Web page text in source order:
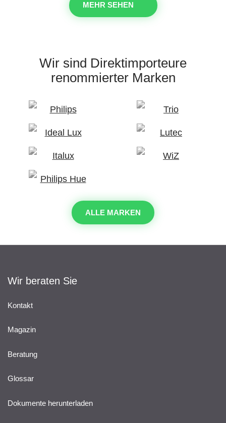
MEHR SEHEN
Wir sind Direktimporteure
renommierter Marken
ALLE MARKEN
Wir beraten Sie
Kontakt
Magazin
Beratung
Glossar
Dokumente herunterladen